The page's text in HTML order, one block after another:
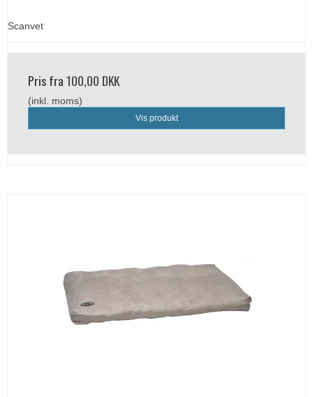
Scanvet
Pris fra100,00 DKK
(inkl. moms)
Vis produkt